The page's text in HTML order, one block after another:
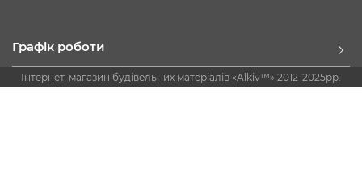
Графік роботи
Інтернет-магазин будівельних матеріалів «Alkiv™» 2012-2025рр.